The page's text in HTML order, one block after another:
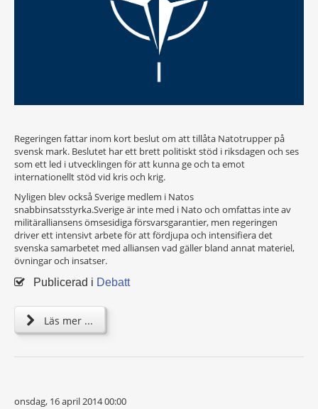
Regeringen fattar inom kort beslut om att tillåta Natotrupper på
svensk mark. Beslutet har ett brett politiskt stöd i riksdagen och ses
som ett led i utvecklingen för att kunna ge och ta emot
internationellt stöd vid kris och krig.
Nyligen blev också Sverige medlem i Natos
snabbinsatsstyrka.Sverige är inte med i Nato och omfattas inte av
militäralliansens ömsesidiga försvarsgarantier, men regeringen
driver ett intensivt arbete för att fördjupa och intensifiera det
svenska samarbetet med alliansen vad gäller bland annat materiel,
övningar och insatser.
Publicerad i Debatt
Läs mer ...
onsdag, 16 april 2014 00:00